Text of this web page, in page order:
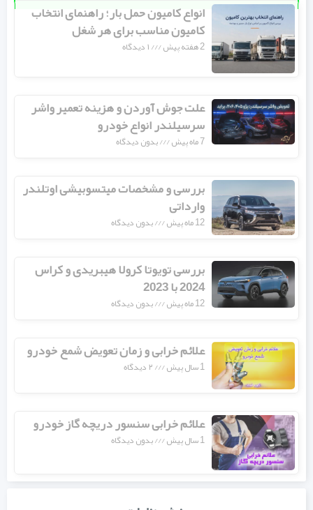
انواع کامیون حمل بار؛ راهنمای انتخاب
کامیون مناسب برای هر شغل
2 هفته پیش ۱ دیدگاه
علت جوش آوردن و هزینه تعمیر واشر
سرسیلندر انواع خودرو
7 ماه پیش بدون دیدگاه
بررسی و مشخصات میتسوبیشی اوتلندر
وارداتی
12 ماه پیش بدون دیدگاه
بررسی تویوتا کرولا هیبریدی و کراس
2024 با 2023
12 ماه پیش بدون دیدگاه
علائم خرابی و زمان تعویض شمع خودرو
۲ دیدگاه
علائم خرابی سنسور دریچه گاز خودرو
1 سال پیش بدون دیدگاه